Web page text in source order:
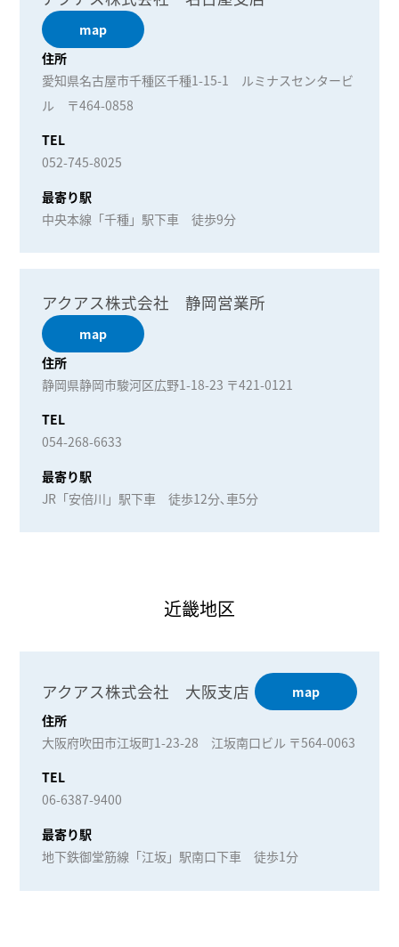
map
住所
愛知県名古屋市千種区千種1-15-1 ルミナスセンタービ
ル 〒464-0858
TEL
052-745-8025
最寄り駅
中央本線「千種」駅下車 徒歩9分
アクアス株式会社 静岡営業所
map
住所
静岡県静岡市駿河区広野1-18-23 〒421-0121
TEL
054-268-6633
最寄り駅
JR「安倍川」駅下車 徒歩12分､車5分
近畿地区
アクアス株式会社 大阪支店
map
住所
大阪府吹田市江坂町1-23-28 江坂南口ビル 〒564-0063
TEL
06-6387-9400
最寄り駅
地下鉄御堂筋線「江坂」駅南口下車 徒歩1分